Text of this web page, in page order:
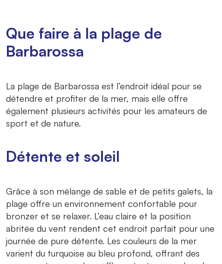
Que faire à la plage de
Barbarossa
La plage de Barbarossa est l’endroit idéal pour se
détendre et profiter de la mer, mais elle offre
également plusieurs activités pour les amateurs de
sport et de nature.
Détente et soleil
Grâce à son mélange de sable et de petits galets, la
plage offre un environnement confortable pour
bronzer et se relaxer. L’eau claire et la position
abritée du vent rendent cet endroit parfait pour une
journée de pure détente. Les couleurs de la mer
varient du turquoise au bleu profond, offrant des